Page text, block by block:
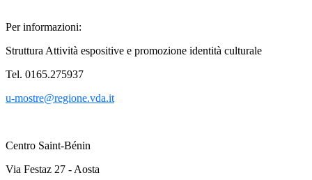
Per informazioni:
Struttura Attività espositive e promozione identità culturale
Tel. 0165.275937
u-mostre@regione.vda.it
Centro Saint-Bénin
Via Festaz 27 - Aosta